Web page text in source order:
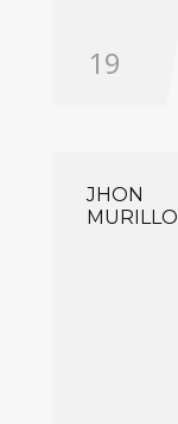
19
JHON
MURILLO